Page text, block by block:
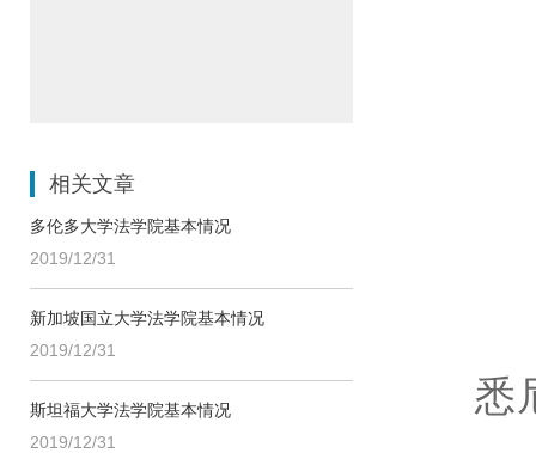
相关文章
多伦多大学法学院基本情况
2019/12/31
新加坡国立大学法学院基本情况
2019/12/31
斯坦福大学法学院基本情况
2019/12/31
悉